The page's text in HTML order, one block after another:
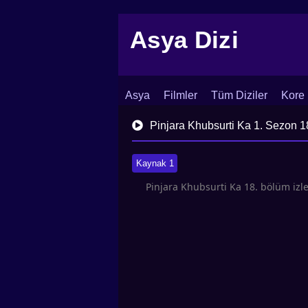
Asya Dizi
Asya Filmler Tüm Diziler Kore
İletişim Blog Dizi Arşivi
Pinjara Khubsurti Ka 1. Sezon
Kaynak 1
Pinjara Khubsurti Ka 18. bölüm